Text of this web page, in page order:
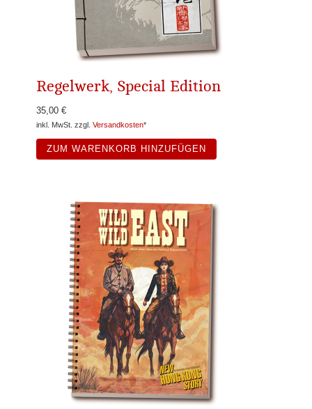
Regelwerk, Special Edition
35,00 €
inkl. MwSt. zzgl. Versandkosten*
ZUM WARENKORB HINZUFÜGEN